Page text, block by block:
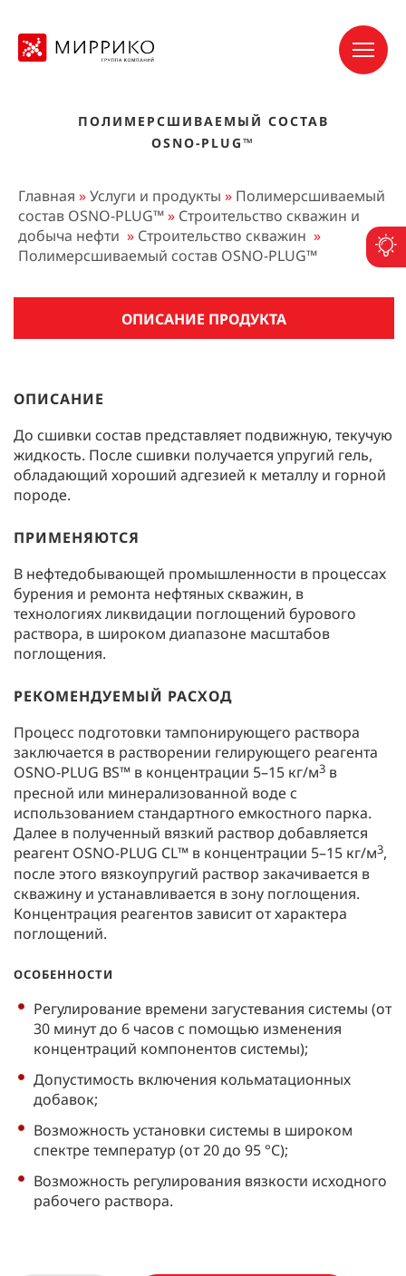
ПОЛИМЕРСШИВАЕМЫЙ СОСТАВ
OSNO-PLUG™
Главная »Услуги и продукты » Полимерсшиваемый
состав OSNO-PLUG™» Строительство скважин и
добыча нефти » Строительство скважин »
Полимерсшиваемый состав OSNO-PLUG™
ОПИСАНИЕ ПРОДУКТА
ОПИСАНИЕ
До сшивки состав представляет подвижную, текучую
жидкость. После сшивки получается упругий гель,
обладающий хороший адгезией к металлу и горной
породе.
ПРИМЕНЯЮТСЯ
В нефтедобывающей промышленности в процессах
бурения и ремонта нефтяных скважин, в
технологиях ликвидации поглощений бурового
раствора, в широком диапазоне масштабов
поглощения.
РЕКОМЕНДУЕМЫЙ РАСХОД
Процесс подготовки тампонирующего раствора
заключается в растворении гелирующего реагента
OSNO-PLUG BS™ в концентрации 5–15 кг/м3 в
пресной или минерализованной воде с
использованием стандартного емкостного парка.
Далее в полученный вязкий раствор добавляется
реагент OSNO-PLUG CL™ в концентрации 5–15 кг/м3,
после этого вязкоупругий раствор закачивается в
скважину и устанавливается в зону поглощения.
Концентрация реагентов зависит от характера
поглощений.
ОСОБЕННОСТИ
Регулирование времени загустевания системы (от
30 минут до 6 часов с помощью изменения
концентраций компонентов системы);
Допустимость включения кольматационных
добавок;
Возможность установки системы в широком
спектре температур (от 20 до 95 °С);
Возможность регулирования вязкости исходного
рабочего раствора.